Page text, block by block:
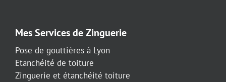
Mes Services de Zinguerie
Pose de gouttières à Lyon
Etanchéité de toiture
Zinguerie et étanchéité toiture